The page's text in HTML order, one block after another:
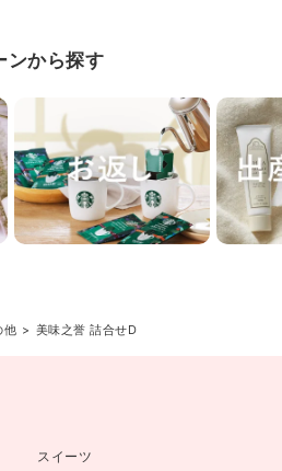
ンから探す
他 美味之誉 詰合せD
スイーツ